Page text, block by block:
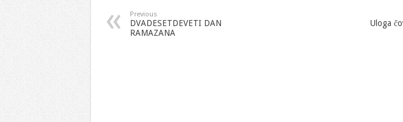
Previous
DVADESETDEVETI DAN
RAMAZANA
Uloga